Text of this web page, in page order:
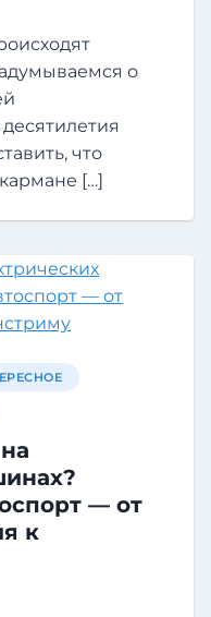
о
что
[…]
— от
к